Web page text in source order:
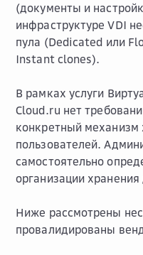
(документы и
инфраструктуре VDI
пула (Dedicated или
Instant clones).
В рамках услуги
Cloud.ru нет
конкретный механизм
пользователей.
самостоятельно
организации
Ниже рассмотрены
провалидированы